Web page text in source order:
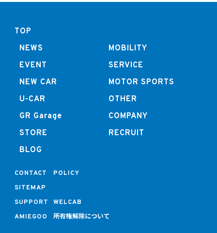
TOP
NEWS
EVENT
NEW CAR
U-CAR
GR Garage
STORE
BLOG
MOBILITY
SERVICE
MOTOR SPORTS
OTHER
COMPANY
RECRUIT
CONTACT
POLICY
SITEMAP
SUPPORT
WELCAB
AMIEGOO
所有権解除について